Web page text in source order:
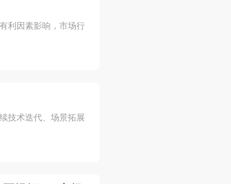
利因素影响，市场行
技术迭代、场景拓展